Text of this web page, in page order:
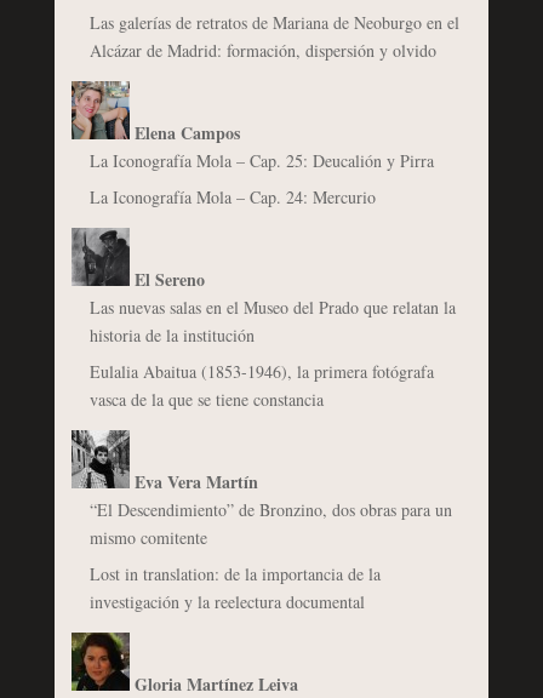
Las galerías de retratos de Mariana de Neoburgo en el
Alcázar de Madrid: formación, dispersión y olvido
Elena Campos
La Iconografía Mola – Cap. 25: Deucalión y Pirra
La Iconografía Mola – Cap. 24: Mercurio
El Sereno
Las nuevas salas en el Museo del Prado que relatan la
historia de la institución
Eulalia Abaitua (1853-1946), la primera fotógrafa
vasca de la que se tiene constancia
Eva Vera Martín
“El Descendimiento” de Bronzino, dos obras para un
mismo comitente
Lost in translation: de la importancia de la
investigación y la reelectura documental
Gloria Martínez Leiva